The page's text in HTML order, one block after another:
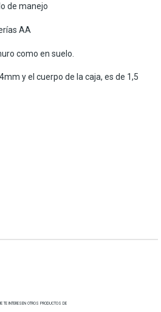
de manejo
AA
como en suelo.
y el cuerpo de la caja, es de 1,5
TE INTERESEN OTROS PRODUCTOS DE